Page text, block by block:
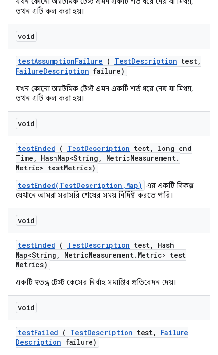
তখন এটি কল করা হয়।
void
testAssumptionFailure ( TestDescription test,
FailureDescription failure)
যখন কোনো অ্যাটমিক টেস্ট এমন একটি শর্ত ধরে নেয় যা মিথ্যা,
তখন এটি কল করা হয়।
void
testEnded ( TestDescription test,
long end
Time , HashMap<String , MetricMeasurement.
Metric> testMetrics)
testEnded(TestDescription,Map)
এর একটি বিকল্প
যেখানে আমরা সরাসরি শেষের সময় নির্দিষ্ট করতে পারি।
void
testEnded ( TestDescription test,
Hash
Map<String , MetricMeasurement. Metric> test
Metrics)
একটি স্বতন্ত্র টেস্ট কেসের নির্বাহ সমাপ্তির প্রতিবেদন দেয়।
void
testFailed ( TestDescription test,
Failure
Description failure)